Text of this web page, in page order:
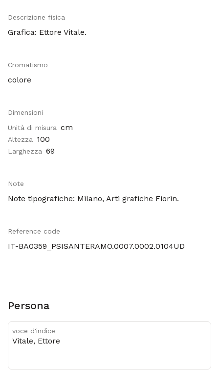
Descrizione fisica
Grafica: Ettore Vitale.
Cromatismo
colore
Dimensioni
Unità di misura cm
Altezza 100
Larghezza 69
Note
Note tipografiche: Milano, Arti grafiche Fiorin.
Reference code
IT-BA0359_PSISANTERAMO.0007.0002.0104UD
Persona
voce d'indice
Vitale, Ettore